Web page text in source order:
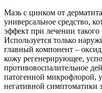
Мазь с цинком от
универсальное средство,
эффект при лечении такого
Используется только
главный компонент –
кожу регенерирующее,
противовоспалительное
патогенной микрофлорой,
негативной симптоматики